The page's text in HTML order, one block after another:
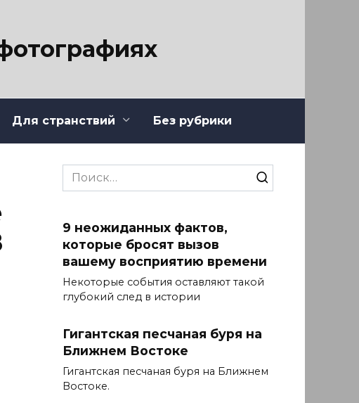
Для странствий Без рубрики
Search
for:
9 неожиданных фактов,
которые бросят вызов
вашему восприятию времени
Некоторые события оставляют такой
глубокий след в истории
Гигантская песчаная буря на
Ближнем Востоке
Гигантская песчаная буря на Ближнем
Востоке.